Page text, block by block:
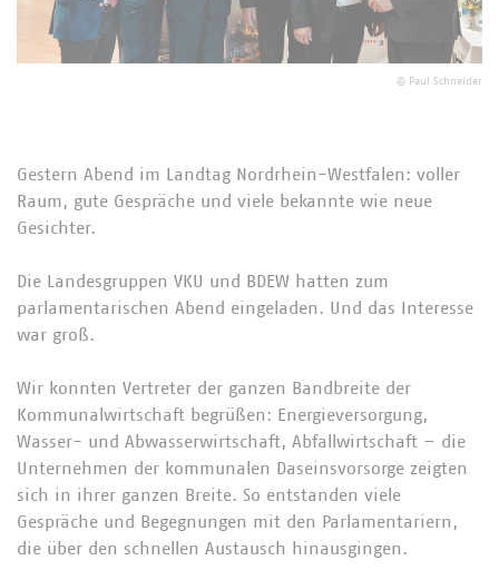
© Paul Schneider
Gestern Abend im Landtag Nordrhein-Westfalen: voller
Raum, gute Gespräche und viele bekannte wie neue
Gesichter.
Die Landesgruppen VKU und BDEW hatten zum
parlamentarischen Abend eingeladen. Und das Interesse
war groß.
Wir konnten Vertreter der ganzen Bandbreite der
Kommunalwirtschaft begrüßen: Energieversorgung,
Wasser- und Abwasserwirtschaft, Abfallwirtschaft – die
Unternehmen der kommunalen Daseinsvorsorge zeigten
sich in ihrer ganzen Breite. So entstanden viele
Gespräche und Begegnungen mit den Parlamentariern,
die über den schnellen Austausch hinausgingen.